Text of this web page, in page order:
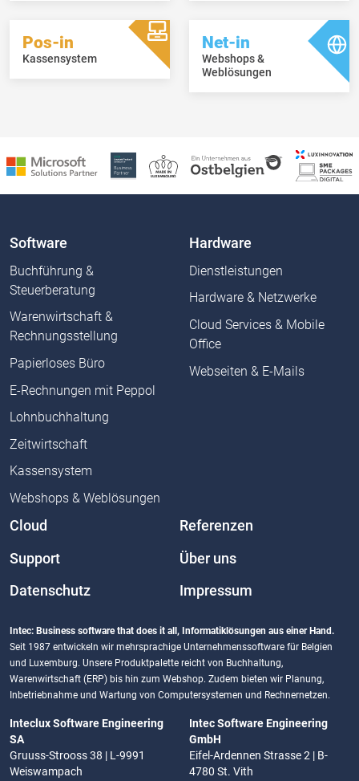
Pos-in
Kassensystem
Net-in
Webshops &
Weblösungen
Software
Buchführung &
Steuerberatung
Warenwirtschaft &
Rechnungsstellung
Papierloses Büro
E-Rechnungen mit Peppol
Lohnbuchhaltung
Zeitwirtschaft
Kassensystem
Webshops & Weblösungen
Hardware
Dienstleistungen
Hardware & Netzwerke
Cloud Services & Mobile
Office
Webseiten & E-Mails
Cloud Referenzen
Support Über uns
Datenschutz Impressum
Intec: Business software that does it all, Informatiklösungen aus einer Hand.
Seit 1987 entwickeln wir mehrsprachige Unternehmenssoftware für Belgien
und Luxemburg. Unsere Produktpalette reicht von Buchhaltung,
Warenwirtschaft (ERP) bis hin zum Webshop. Zudem bieten wir Planung,
Inbetriebnahme und Wartung von Computersystemen und Rechnernetzen.
Inteclux Software Engineering
SA
Gruuss-Strooss 38 | L-9991
Weiswampach
Intec Software Engineering
GmbH
Eifel-Ardennen Strasse 2 | B-
4780 St. Vith